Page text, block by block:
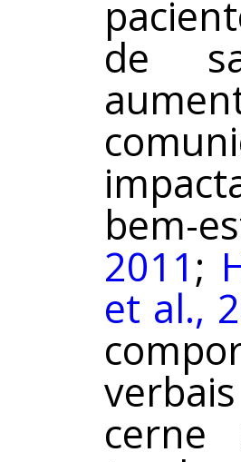
de
bem-
2011;
et al.,
cerne